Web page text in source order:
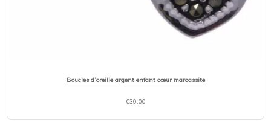
Boucles d’oreille argent enfant cœur marcassite
€30,00